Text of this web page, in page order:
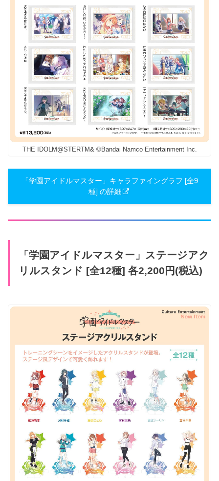
THE IDOLM@STERTM& ©Bandai Namco Entertainment Inc.
「学園アイドルマスター」キャラファイングラフ [全9
種] の詳細
「学園アイドルマスター」ステージアク
リルスタンド [全12種] 各2,200円(税込)